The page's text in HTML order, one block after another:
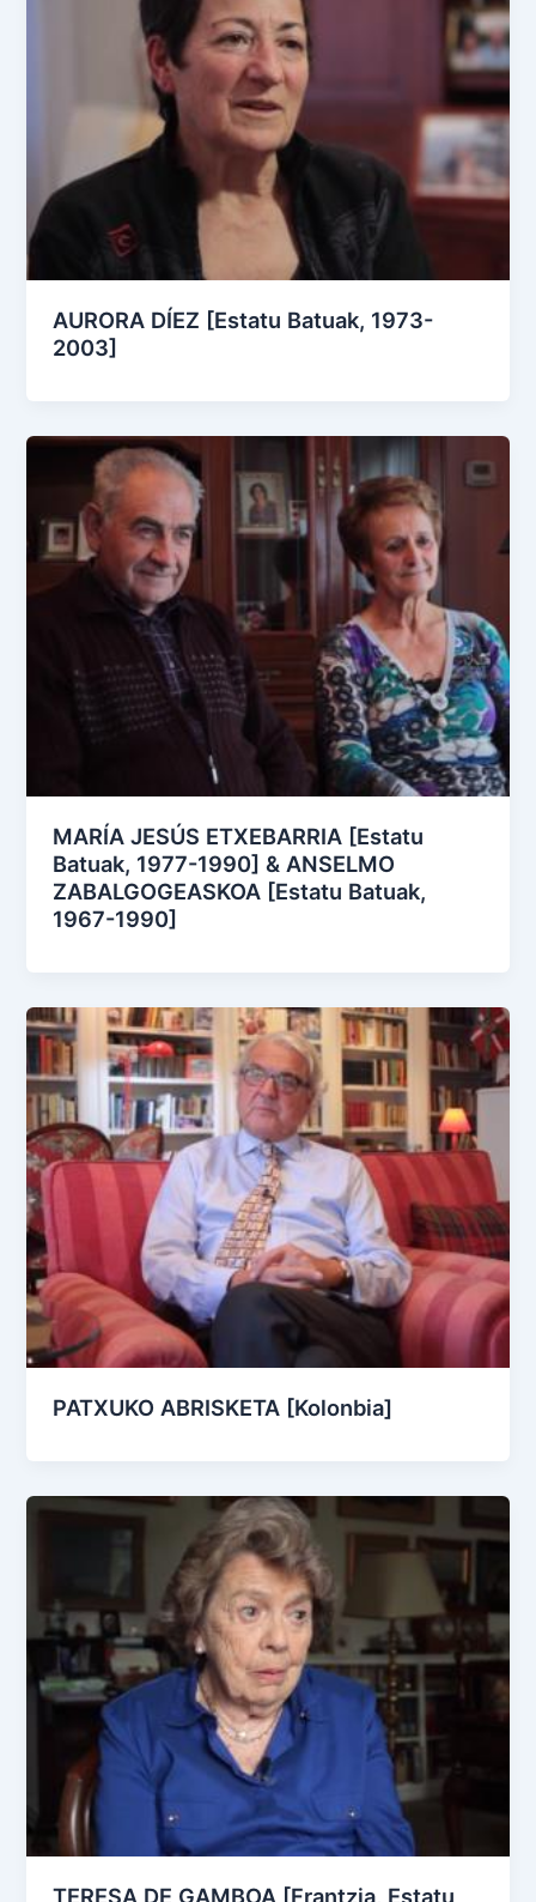
AURORA DÍEZ [Estatu Batuak, 1973-
2003]
MARÍA JESÚS ETXEBARRIA [Estatu
Batuak, 1977-1990] & ANSELMO
ZABALGOGEASKOA [Estatu Batuak,
1967-1990]
PATXUKO ABRISKETA [Kolonbia]
TERESA DE GAMBOA [Frantzia, Estatu